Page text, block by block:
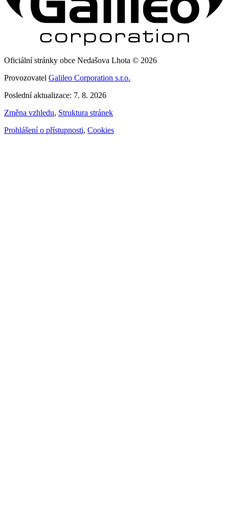
Oficiální stránky obce Nedašova Lhota © 2026
Provozovatel Galileo Corporation s.r.o.
Poslední aktualizace: 7. 8. 2026
Změna vzhledu, Struktura stránek
Prohlášení o přístupnosti, Cookies